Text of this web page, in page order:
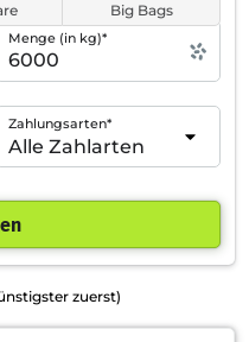
Big Bags
Menge (in kg)*
Zahlungsarten*
zuerst)